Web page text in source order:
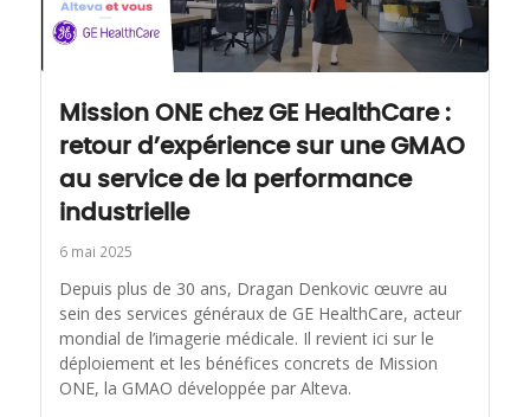
Mission ONE chez GE HealthCare :
retour d’expérience sur une GMAO
au service de la performance
industrielle
6 mai 2025
Depuis plus de 30 ans, Dragan Denkovic œuvre au
sein des services généraux de GE HealthCare, acteur
mondial de l’imagerie médicale. Il revient ici sur le
déploiement et les bénéfices concrets de Mission
ONE, la GMAO développée par Alteva.